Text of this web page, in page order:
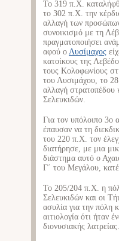
Το 319 π.Χ.
το 302 π.Χ. την
αλλαγή των
συνοικισμό με τη
πραγματοποιήσει
αφού ο Λυσίμαχος
κατοίκους της
τους Κολοφωνίους
του Λυσιμάχου, το
αλλαγή στρατοπέδου
Σελευκιδών.
Για τον υπόλοιπο 3ο
έπαυσαν να τη
του 220 π.Χ. τον
διατήρησε, με μια
διάστημα αυτό ο
Γ΄ του Μεγάλου,
Το 205/204 π.Χ. η
Σελευκιδών και οι
ασυλία για την πόλη
αιτιολογία ότι ήταν
διονυσιακής λατρείας.